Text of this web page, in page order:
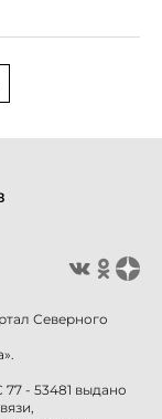
Северного
- 53481 выдано